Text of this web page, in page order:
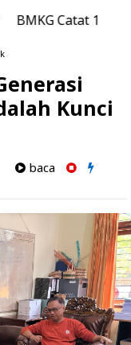
1.911 Titik Panas di
Kunci
baca